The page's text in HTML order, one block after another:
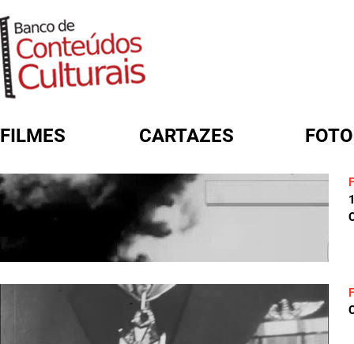
FILMES CARTAZES
FORMULÁRIO DE BUSCA